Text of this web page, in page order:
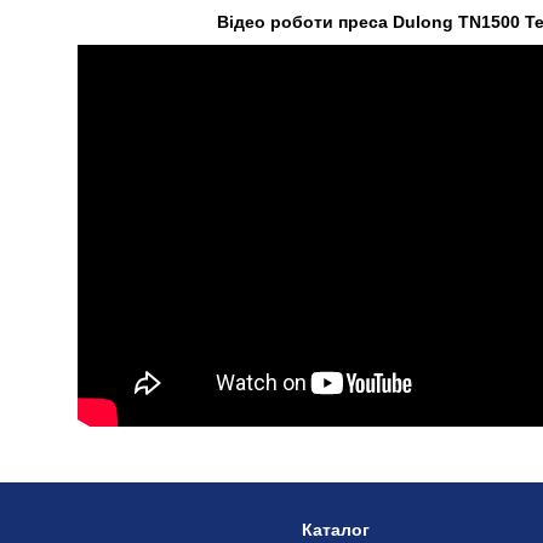
Відео роботи преса Dulong TN1500
Каталог